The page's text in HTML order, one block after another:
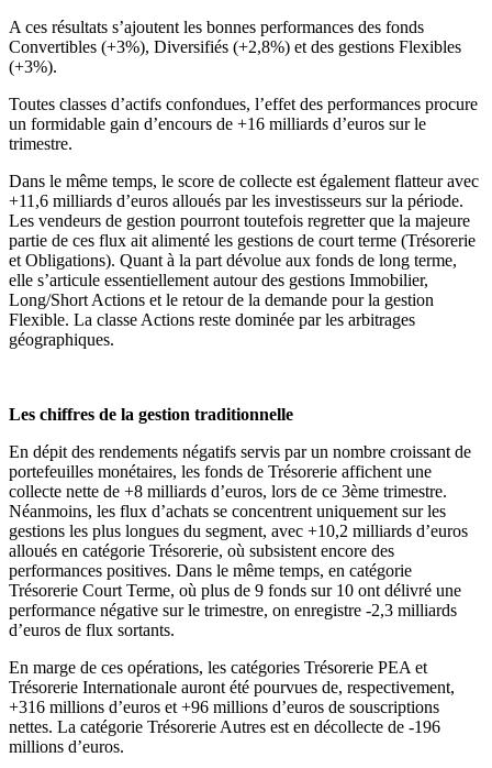
A ces résultats s’ajoutent les bonnes performances des fonds
Convertibles (+3%), Diversifiés (+2,8%) et des gestions Flexibles
(+3%).
Toutes classes d’actifs confondues, l’effet des performances procure
un formidable gain d’encours de +16 milliards d’euros sur le
trimestre.
Dans le même temps, le score de collecte est également flatteur avec
+11,6 milliards d’euros alloués par les investisseurs sur la période.
Les vendeurs de gestion pourront toutefois regretter que la majeure
partie de ces flux ait alimenté les gestions de court terme (Trésorerie
et Obligations). Quant à la part dévolue aux fonds de long terme,
elle s’articule essentiellement autour des gestions Immobilier,
Long/Short Actions et le retour de la demande pour la gestion
Flexible. La classe Actions reste dominée par les arbitrages
géographiques.
Les chiffres de la gestion traditionnelle
En dépit des rendements négatifs servis par un nombre croissant de
portefeuilles monétaires, les fonds de Trésorerie affichent une
collecte nette de +8 milliards d’euros, lors de ce 3ème trimestre.
Néanmoins, les flux d’achats se concentrent uniquement sur les
gestions les plus longues du segment, avec +10,2 milliards d’euros
alloués en catégorie Trésorerie, où subsistent encore des
performances positives. Dans le même temps, en catégorie
Trésorerie Court Terme, où plus de 9 fonds sur 10 ont délivré une
performance négative sur le trimestre, on enregistre -2,3 milliards
d’euros de flux sortants.
En marge de ces opérations, les catégories Trésorerie PEA et
Trésorerie Internationale auront été pourvues de, respectivement,
+316 millions d’euros et +96 millions d’euros de souscriptions
nettes. La catégorie Trésorerie Autres est en décollecte de -196
millions d’euros.